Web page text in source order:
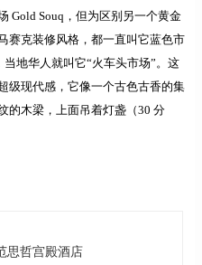
Gold Souq，但为区别另一个黄金
赛克装修风格，都一直叫它蓝色市
地华人就叫它“火车头市场”。这
级现代感，它像一个古色古香的集
的木梁，上面吊着灯盏（30 分
思哲宫殿酒店